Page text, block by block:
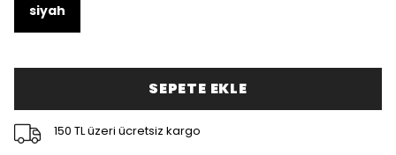
siyah
SEPETE EKLE
150 TL üzeri ücretsiz kargo